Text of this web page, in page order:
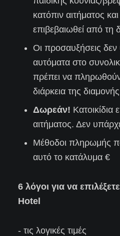
κατόπιν αιτήματος
επιβεβαιωθεί από τη
Οι προσαυξήσεις δεν
αυτόματα στο
πρέπει να
διάρκεια της
Δωρεάν! Κατοικίδια
αιτήματος. Δεν
Μέθοδοι πληρωμής
αυτό το κατάλυμα €
6 λόγοι για να
Hotel
- τις λογικές τιμές